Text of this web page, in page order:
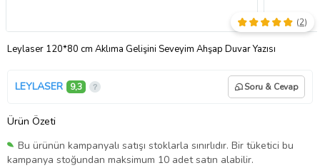
Leylaser 120*80 cm Aklıma Gelişini Seveyim Ahşap Duvar Yazısı
(2)
LEYLASER 9,3 Soru & Cevap
Ürün Özeti
Bu ürünün kampanyalı satışı stoklarla sınırlıdır. Bir tüketici bu
kampanya stoğundan maksimum 10 adet satın alabilir.